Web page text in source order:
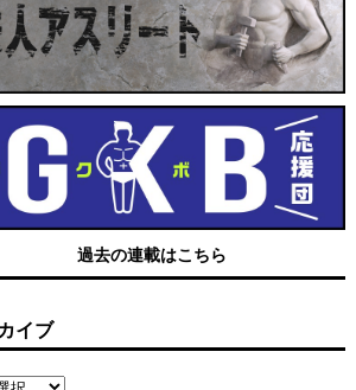
過去の連載はこちら
イブ